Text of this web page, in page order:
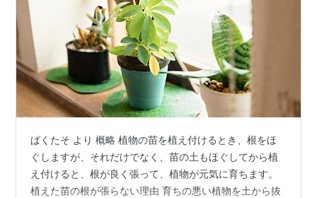
ぱくたそ より 概略 植物の苗を植え付けるとき、根をほ
ぐしますが、それだけでなく、苗の土もほぐしてから植
え付けると、根が良く張って、植物が元気に育ちます。
植えた苗の根が張らない理由 育ちの悪い植物を土から抜